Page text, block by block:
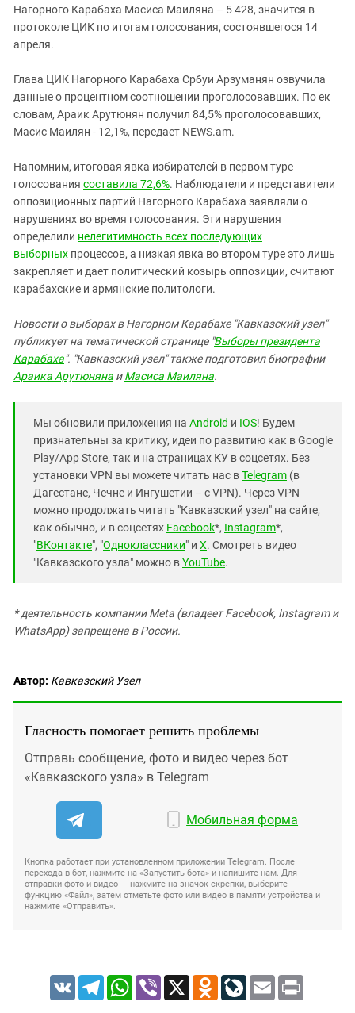
Нагорного Карабаха Масиса Маиляна – 5 428, значится в
протоколе ЦИК по итогам голосования, состоявшегося 14
апреля.
Глава ЦИК Нагорного Карабаха Србуи Арзуманян озвучила
данные о процентном соотношении проголосовавших. По ек
словам, Араик Арутюнян получил 84,5% проголосовавших,
Масис Маилян - 12,1%, передает NEWS.am.
Напомним, итоговая явка избирателей в первом туре
голосования составила 72,6%. Наблюдатели и представители
оппозиционных партий Нагорного Карабаха заявляли о
нарушениях во время голосования. Эти нарушения
определили нелегитимность всех последующих
выборных процессов, а низкая явка во втором туре это лишь
закрепляет и дает политический козырь оппозиции, считают
карабахские и армянские политологи.
Новости о выборах в Нагорном Карабахе "Кавказский узел"
публикует на тематической странице "Выборы президента
Карабаха". "Кавказский узел" также подготовил биографии
Араика Арутюняна иМасиса Маиляна.
Мы обновили приложения на Android и IOS! Будем
признательны за критику, идеи по развитию как в Google
Play/App Store, так и на страницах КУ в соцсетях. Без
установки VPN вы можете читать нас вTelegram (в
Дагестане, Чечне и Ингушетии – с VPN). Через VPN
можно продолжать читать "Кавказский узел" на сайте,
как обычно, и в соцсетях Facebook*, Instagram*,
"ВКонтакте", "Одноклассники" и X. Смотреть видео
"Кавказского узла" можно вYouTube.
* деятельность компании Meta (владеет Facebook, Instagram и
WhatsApp) запрещена в России.
Автор: Кавказский Узел
Гласность помогает решить проблемы
Отправь сообщение, фото и видео через бот
«Кавказского узла» в Telegram
Мобильная форма
Кнопка работает при установленном приложении Telegram. После
перехода в бот, нажмите на «Запустить бота» и напишите нам. Для
отправки фото и видео — нажмите на значок скрепки, выберите
функцию «Файл», затем отметьте фото или видео в памяти устройства и
нажмите «Отправить».
VK TelegramWhatsApp
Viber X Odnoklassniki
LiveJournal
Email Print